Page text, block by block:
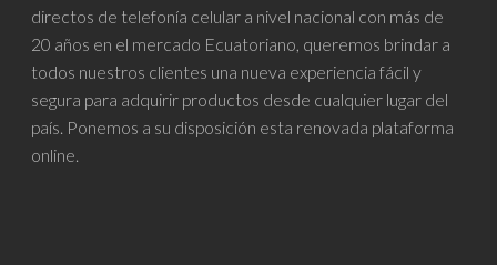
directos de telefonía celular a nivel nacional con más de
20 años en el mercado Ecuatoriano, queremos brindar a
todos nuestros clientes una nueva experiencia fácil y
segura para adquirir productos desde cualquier lugar del
país. Ponemos a su disposición esta renovada plataforma
online.